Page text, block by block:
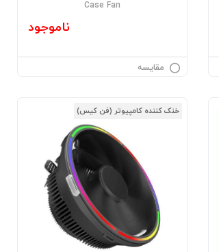
Case Fan
ناموجود
مقایسه
خنک کننده کامپیوتر (فن کیس)